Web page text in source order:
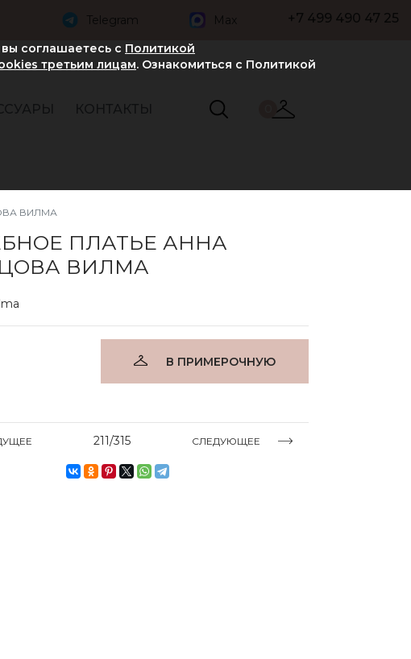
Telegram Max +7 499 490 47 25
КОНТАКТЫ
ВИЛМА
ПЛАТЬЕ АННА
ВИЛМА
В ПРИМЕРОЧНУЮ
211/315 СЛЕДУЮЩЕЕ
соглашаетесь с Политикой
третьим лицам. Ознакомиться с Политикой